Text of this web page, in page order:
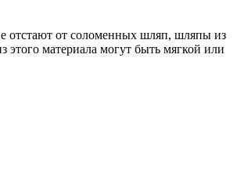
отстают от соломенных шляп, шляпы из
материала могут быть мягкой или